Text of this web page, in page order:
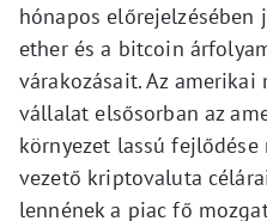
hónapos előrejelzésében
ether és a bitcoin
várakozásait. Az
vállalat elsősorban az
környezet lassú
vezető kriptovaluta
lennének a piac fő